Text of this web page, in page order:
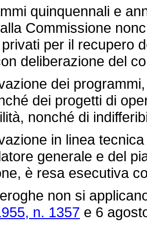
quinquennali e
Commissione
per il recupero
deliberazione del
dei programmi,
dei progetti di
nonché di
in linea tecnica
generale e del
è resa esecutiva
non si
n. 1357 e 6